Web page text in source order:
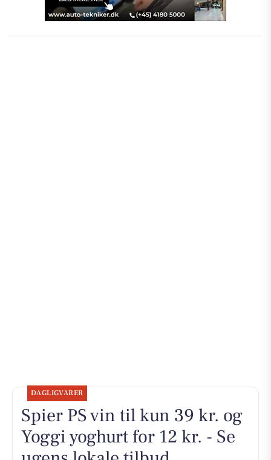
DAGLIGVARER
Spier PS vin til kun 39 kr. og
Yoggi yoghurt for 12 kr. - Se